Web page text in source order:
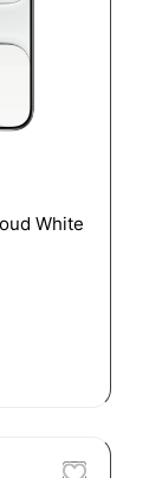
White